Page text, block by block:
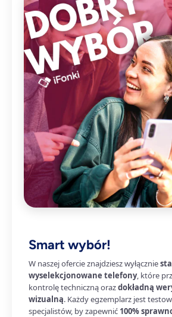
Smart wybór!
W naszej ofercie znajdziesz wyłącznie
wyselekcjonowane telefony, które
kontrolę techniczną orazdokładną
wizualną. Każdy egzemplarz jest
specjalistów, by zapewnić 100%